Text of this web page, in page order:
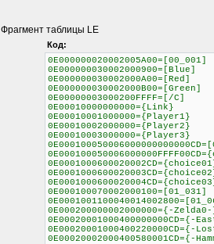
Фрагмент таблицы LE
Код:
0E000000020002005A00=[00_001]
0E000000030002000900=[Blue]
0E000000030002000A00=[Red]
0E000000030002000B00=[Green]
0E00000003000200FFFF=[/C]
0E00010000000000={Link}
0E00010001000000={Player1}
0E00010002000000={Player2}
0E00010003000000={Player3}
0E000100070002000100=[01_031]
0E000200000002000000={-
0E00020001000400000000CD={-
0E00020001000400220000CD={-
0E00020002000400580001CD={-